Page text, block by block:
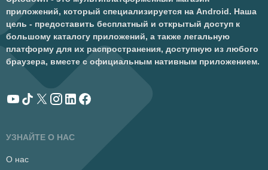
приложений, который специализируется на Android. Наша
цель - предоставить бесплатный и открытый доступ к
большому каталогу приложений, а также легальную
платформу для их распространения, доступную из любого
браузера, вместе с официальным нативным приложением.
УЗНАЙТЕ О НАС
О нас